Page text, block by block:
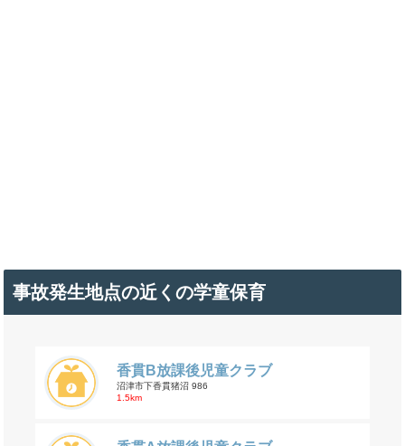
事故発生地点の近くの学童保育
香貫B放課後児童クラブ
沼津市下香貫猪沼 986
1.5km